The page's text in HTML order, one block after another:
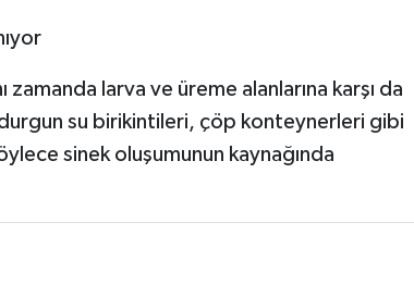
larva ve üreme alanlarına karşı da
su birikintileri, çöp konteynerleri gibi
sinek oluşumunun kaynağında